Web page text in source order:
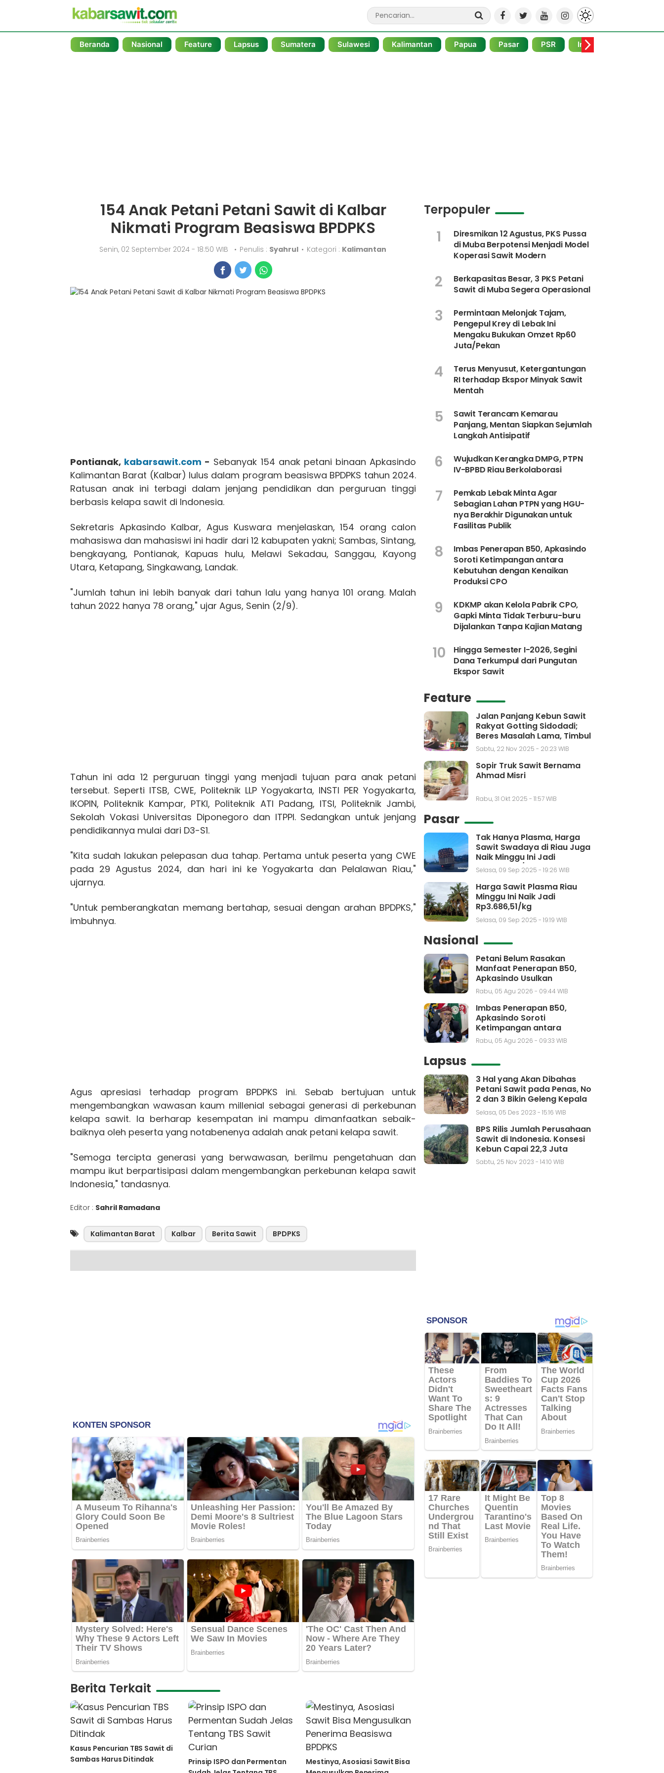
Beranda Nasional Feature Lapsus Sumatera Sulawesi Kalimantan Papua Pasar PSR Internasional
154 Anak Petani Petani Sawit di Kalbar
Nikmati Program Beasiswa BPDPKS
Senin, 02 September 2024 - 18:50 WIB • Penulis : Syahrul • Kategori : Kalimantan
Pontianak, kabarsawit.com - Sebanyak 154 anak petani binaan Apkasindo
Kalimantan Barat (Kalbar) lulus dalam program beasiswa BPDPKS tahun 2024.
Ratusan anak ini terbagi dalam jenjang pendidikan dan perguruan tinggi
berbasis kelapa sawit di Indonesia.
Sekretaris Apkasindo Kalbar, Agus Kuswara menjelaskan, 154 orang calon
mahasiswa dan mahasiswi ini hadir dari 12 kabupaten yakni; Sambas, Sintang,
bengkayang, Pontianak, Kapuas hulu, Melawi Sekadau, Sanggau, Kayong
Utara, Ketapang, Singkawang, Landak.
"Jumlah tahun ini lebih banyak dari tahun lalu yang hanya 101 orang. Malah
tahun 2022 hanya 78 orang," ujar Agus, Senin (2/9).
Tahun ini ada 12 perguruan tinggi yang menjadi tujuan para anak petani
tersebut. Seperti ITSB, CWE, Politeknik LLP Yogyakarta, INSTI PER Yogyakarta,
IKOPIN, Politeknik Kampar, PTKI, Politeknik ATI Padang, ITSI, Politeknik Jambi,
Sekolah Vokasi Universitas Diponegoro dan ITPPI. Sedangkan untuk jenjang
pendidikannya mulai dari D3-S1.
"Kita sudah lakukan pelepasan dua tahap. Pertama untuk peserta yang CWE
pada 29 Agustus 2024, dan hari ini ke Yogyakarta dan Pelalawan Riau,"
ujarnya.
"Untuk pemberangkatan memang bertahap, sesuai dengan arahan BPDPKS,"
imbuhnya.
Agus apresiasi terhadap program BPDPKS ini. Sebab bertujuan untuk
mengembangkan wawasan kaum millenial sebagai generasi di perkebunan
kelapa sawit. Ia berharap kesempatan ini mampu dimanfaatkan sebaik-
baiknya oleh peserta yang notabenenya adalah anak petani kelapa sawit.
"Semoga tercipta generasi yang berwawasan, berilmu pengetahuan dan
mampu ikut berpartisipasi dalam mengembangkan perkebunan kelapa sawit
Indonesia," tandasnya.
Editor : Sahril Ramadana
Kalimantan Barat Kalbar Berita Sawit BPDPKS
Berita Terkait
Kasus Pencurian TBS Sawit di
Sambas Harus Ditindak
Prinsip ISPO dan Permentan
Mestinya, Asosiasi Sawit Bisa
Terpopuler
1
Diresmikan 12 Agustus, PKS Pussa
di Muba Berpotensi Menjadi Model
Koperasi Sawit Modern
2
Berkapasitas Besar, 3 PKS Petani
Sawit di Muba Segera Operasional
3
Permintaan Melonjak Tajam,
Pengepul Krey di Lebak Ini
Mengaku Bukukan Omzet Rp60
Juta/Pekan
4
Terus Menyusut, Ketergantungan
RI terhadap Ekspor Minyak Sawit
Mentah
5
Sawit Terancam Kemarau
Panjang, Mentan Siapkan Sejumlah
Langkah Antisipatif
6
Wujudkan Kerangka DMPG, PTPN
IV-BPBD Riau Berkolaborasi
7
Pemkab Lebak Minta Agar
Sebagian Lahan PTPN yang HGU-
nya Berakhir Digunakan untuk
Fasilitas Publik
8
Imbas Penerapan B50, Apkasindo
Soroti Ketimpangan antara
Kebutuhan dengan Kenaikan
Produksi CPO
9
KDKMP akan Kelola Pabrik CPO,
Gapki Minta Tidak Terburu-buru
Dijalankan Tanpa Kajian Matang
10
Hingga Semester I-2026, Segini
Dana Terkumpul dari Pungutan
Ekspor Sawit
Feature
Jalan Panjang Kebun Sawit
Rakyat Gotting Sidodadi;
Beres Masalah Lama, Timbul
Masalah Baru
Sabtu, 22 Nov 2025 - 20:23 WIB
Sopir Truk Sawit Bernama
Ahmad Misri
Rabu, 31 Okt 2025 - 11:57 WIB
Pasar
Tak Hanya Plasma, Harga
Sawit Swadaya di Riau Juga
Naik Minggu Ini Jadi
Rp3.650,30/kg
Selasa, 09 Sep 2025 - 19:26 WIB
Harga Sawit Plasma Riau
Minggu Ini Naik Jadi
Rp3.686,51/kg
Selasa, 09 Sep 2025 - 19:19 WIB
Nasional
Petani Belum Rasakan
Manfaat Penerapan B50,
Apkasindo Usulkan
Pembentukan Bursa Sawit
Indonesia
Rabu, 05 Agu 2026 - 09:44 WIB
Imbas Penerapan B50,
Apkasindo Soroti
Ketimpangan antara
Kebutuhan dengan Kenaikan
Produksi CPO
Rabu, 05 Agu 2026 - 09:33 WIB
Lapsus
3 Hal yang Akan Dibahas
Petani Sawit pada Penas, No
2 dan 3 Bikin Geleng Kepala
Selasa, 05 Des 2023 - 15:16 WIB
BPS Rilis Jumlah Perusahaan
Sawit di Indonesia. Konsesi
Kebun Capai 22,3 Juta
Hektar
Sabtu, 25 Nov 2023 - 14:10 WIB